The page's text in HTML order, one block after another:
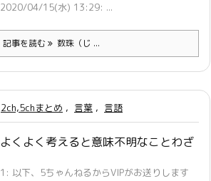
2020/04/15(水) 13:29: ...
記事を読む 数珠（じ ...
2ch,5chまとめ , 言葉 , 言語
よくよく考えると意味不明なことわざ
1: 以下、5ちゃんねるからVIPがお送りします